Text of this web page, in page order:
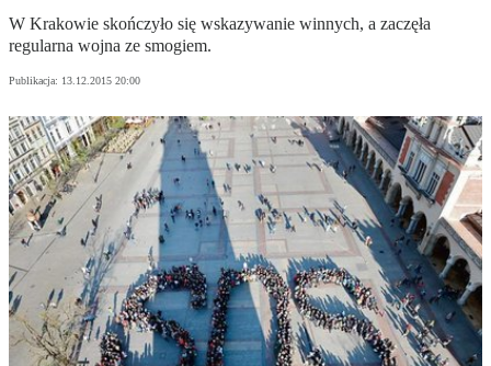
W Krakowie skończyło się wskazywanie winnych, a zaczęła
regularna wojna ze smogiem.
Publikacja: 13.12.2015 20:00